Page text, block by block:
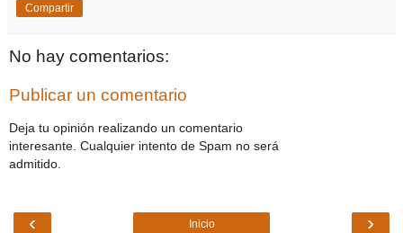
Compartir
No hay comentarios:
Publicar un comentario
Deja tu opinión realizando un comentario
interesante. Cualquier intento de Spam no será
admitido.
‹ ›
Inicio